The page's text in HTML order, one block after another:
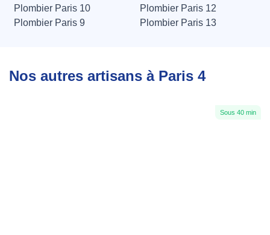
Plombier Paris 10
Plombier Paris 12
Plombier Paris 9
Plombier Paris 13
Nos autres artisans à Paris 4
Sous 40 min